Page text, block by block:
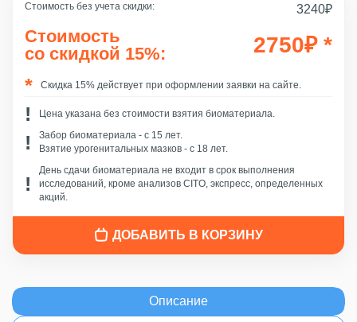
Стоимость без учета скидки: 3240₽
Стоимость
со скидкой 15%:
2750₽ *
Скидка 15% действует при оформлении заявки на сайте.
Цена указана без стоимости взятия биоматериала.
Забор биоматериала - c 15 лет.
Взятие урогенитальных мазков - с 18 лет.
День сдачи биоматериала не входит в срок выполнения
исследований, кроме анализов CITO, экспресс, определенных
акций.
ДОБАВИТЬ В КОРЗИНУ
Описание